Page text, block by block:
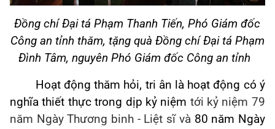
Đồng chíĐại táPhạm Thanh Tiến, Phó Giám đốc
Công an tỉnh thăm, tặng quà Đồng chí Đại tá Phạm
Đình Tâm, nguyên Phó Giám đốc Công an tỉnh
Hoạt động thăm hỏi, tri ân là hoạt động có ý
nghĩa thiết thực trong dịp kỷ niệm tới kỷ niệm 79
năm Ngày Thương binh - Liệt sĩ và 80 năm Ngày